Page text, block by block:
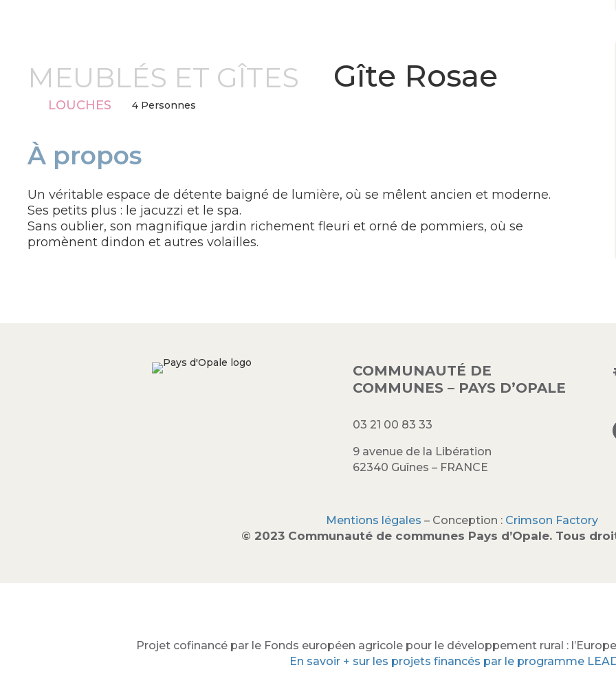
MEUBLÉS ET GÎTES Gîte Rosae
LOUCHES 4 Personnes
À propos
Un véritable espace de détente baigné de lumière, où se mêlent ancien et moderne.
Ses petits plus : le jacuzzi et le spa.
Sans oublier, son magnifique jardin richement fleuri et orné de pommiers, où se
promènent dindon et autres volailles.
COMMUNAUTÉ DE
COMMUNES – PAYS D’OPALE
03 21 00 83 33
9 avenue de la Libération
62340 Guînes – FRANCE
Mentions légales – Conception : Crimson Factory
© 2023 Communauté de communes Pays d’Opale. Tous
Projet cofinancé par le Fonds européen agricole pour le développement rural :
En savoir + sur les projets financés par le programme